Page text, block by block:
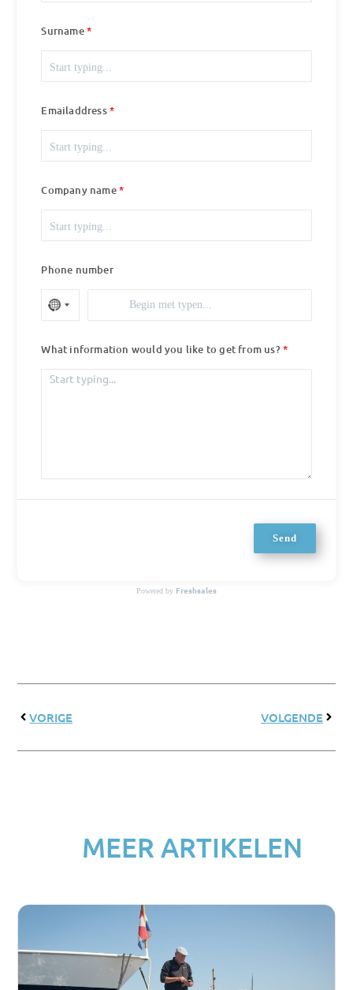
Surname
Emailaddress
Company name
Phone number
What information would you like to get from us?
Send
Powered by Freshsales
VORIGE
VOLGENDE
MEER ARTIKELEN